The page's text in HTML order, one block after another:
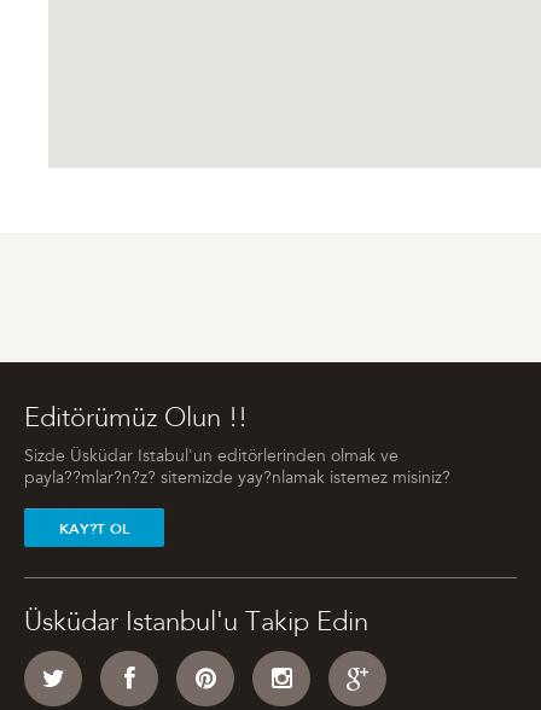
Editörümüz Olun !!
Sizde Üsküdar Istabul'un editörlerinden olmak ve
payla??mlar?n?z? sitemizde yay?nlamak istemez misiniz?
KAY?T OL
Üsküdar Istanbul'u Takip Edin